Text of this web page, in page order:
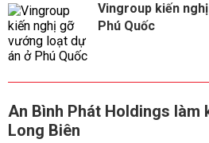
Vingroup kiến
Phú Quốc
An Bình Phát Holdings làm
Long Biên